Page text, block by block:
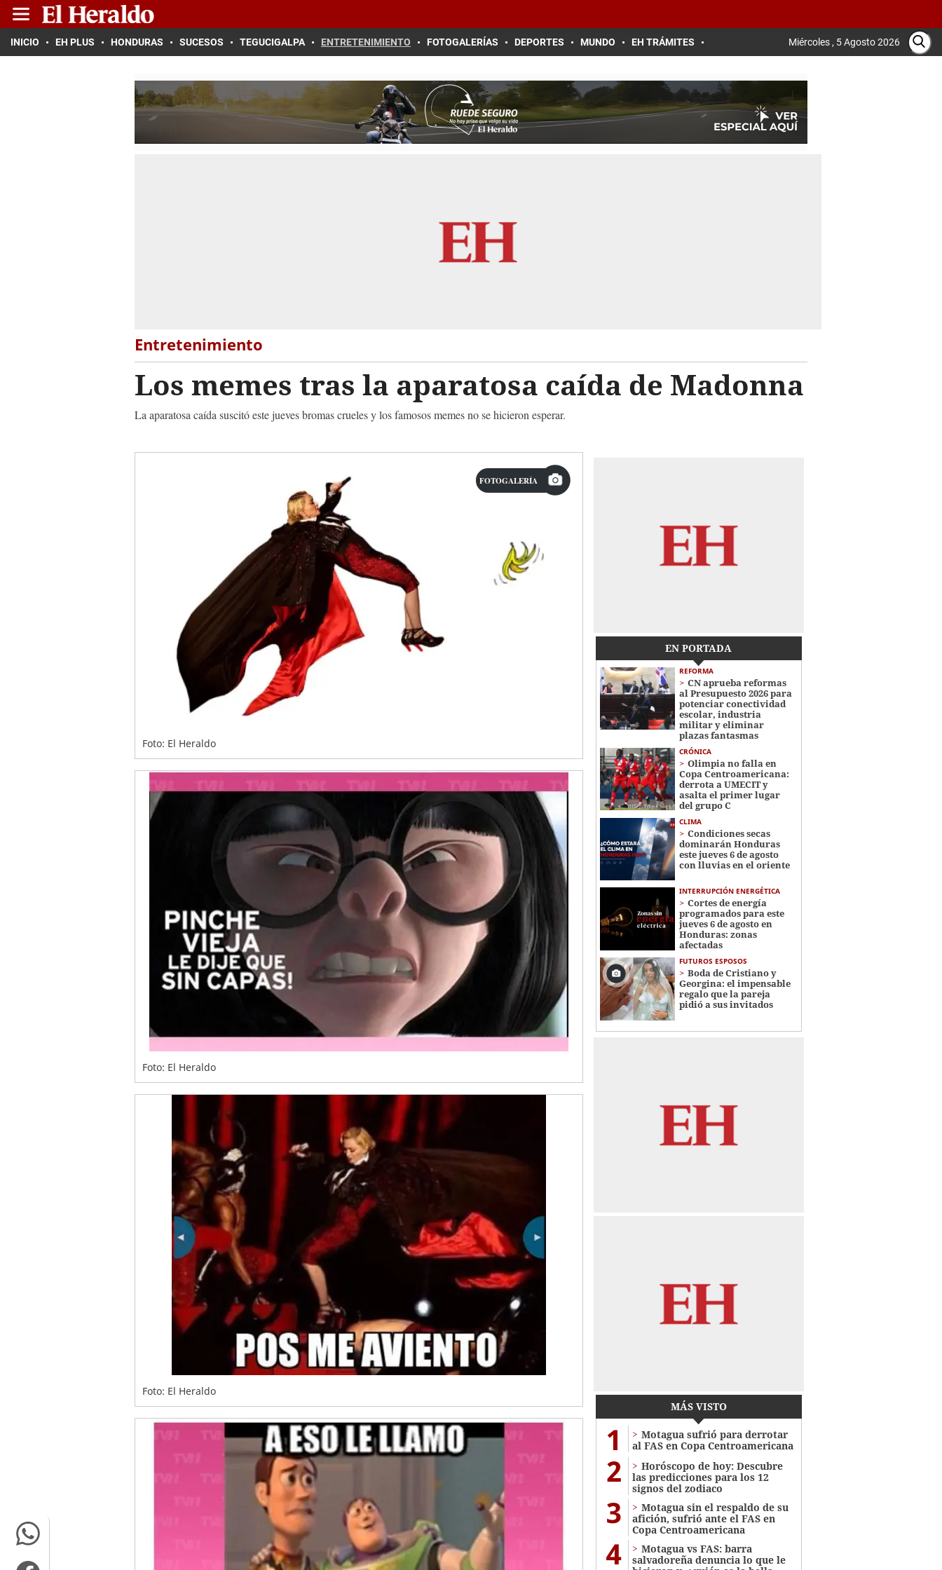
INICIO EH PLUS HONDURAS SUCESOS TEGUCIGALPA ENTRETENIMIENTO FOTOGALERÍAS DEPORTES MUNDO EH TRÁMITES Miércoles , 5 Agosto 2026
Entretenimiento
Los memes tras la aparatosa caída de Madonna
La aparatosa caída suscitó este jueves bromas crueles y los famosos memes no se hicieron esperar.
FOTOGALERÍA
Foto: El Heraldo
Foto: El Heraldo
Foto: El Heraldo
EN PORTADA
REFORMA
CN aprueba reformas
al Presupuesto 2026 para
potenciar conectividad
escolar, industria
militar y eliminar
plazas fantasmas
CRÓNICA
Olimpia no falla en
Copa Centroamericana:
derrota a UMECIT y
asalta el primer lugar
del grupo C
CLIMA
Condiciones secas
dominarán Honduras
este jueves 6 de agosto
con lluvias en el oriente
INTERRUPCIÓN ENERGÉTICA
Cortes de energía
programados para este
jueves 6 de agosto en
Honduras: zonas
afectadas
FUTUROS ESPOSOS
Boda de Cristiano y
Georgina: el impensable
regalo que la pareja
pidió a sus invitados
MÁS VISTO
1
Motagua sufrió para derrotar
al FAS en Copa Centroamericana
2
Horóscopo de hoy: Descubre
las predicciones para los 12
signos del zodiaco
3
Motagua sin el respaldo de su
afición, sufrió ante el FAS en
Copa Centroamericana
4
Motagua vs FAS: barra
salvadoreña denuncia lo que le